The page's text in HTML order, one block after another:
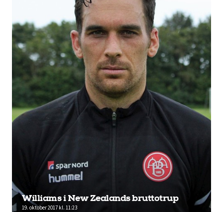
Williams i New Zealands bruttotrup
19. oktober 2017 kl. 11:23